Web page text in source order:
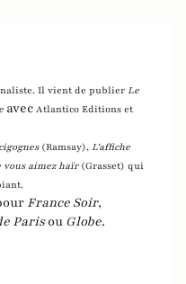
Il vient de publier Le
avec Atlantico Editions et
(Ramsay), L'affiche
vous aimez haïr (Grasset) qui
France Soir,
Parisou Globe.